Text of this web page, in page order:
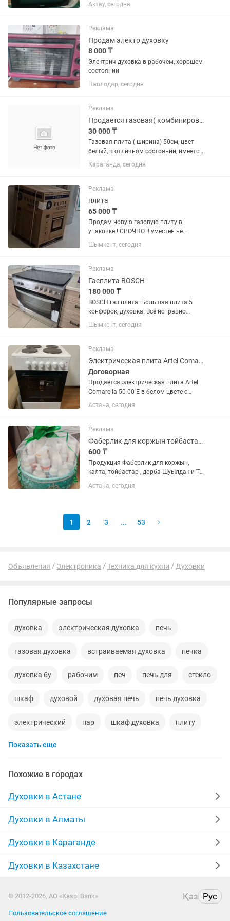
техника. Бағасы келісімді.
12-ай расрочкада қарастырылған!!!
Актау, сегодня
Реклама
Продам электр духовку
8 000 ₸
Электрич духовка в рабочем, хорошем
состоянии
Павлодар, сегодня
Реклама
Продается газовая( комбинированная) плита
30 000 ₸
Газовая плита ( ширина) 50см, цвет
белый, в отличном состоянии, имеется
рабочая духовка.
Караганда, сегодня
Реклама
плита
65 000 ₸
Продам новую газовую плиту в
упаковке ‼️СРОЧНО ‼️ уместен не
большой торг.
Шымкент, сегодня
Реклама
Гасплита BOSCH
180 000 ₸
BOSCH газ плита. Большая плита 5
конфорок, духовка. Всё исправно
работает.
Шымкент, сегодня
Реклама
Электрическая плита Artel Comarella 50 00-E с духовкой
Договорная
Продается электрическая плита Artel
Comarella 50 00-E в белом цвете с
тонированным дверным стеклом. 50см
в ширину, 4 чугунные конфорки,
быстро нагревается. Все ручки...
Астана, сегодня
Реклама
Фаберлик для коржын тойбастар Шуылдак Калта
600 ₸
Продукция Фаберлик для коржын,
калта, тойбастар , дорба Шуылдак и ТД.
товара есть, приходите и выбирайте
Астана, сегодня
1 2 3 ... 53
Объявления Электроника Техника для кухни Духовки
Популярные запросы
духовка электрическая духовка печь
газовая духовка встраиваемая духовка печка
духовка бу рабочим печ печь для стекло
шкаф духовой духовая печь печь духовка
электрический пар шкаф духовка плиту
нужная
плита с духовкой
духовая плита марка
духов встраиваемый духовой шкаф
печь для пиццы bosh
Показать еще
Похожие в городах
Духовки в Астане
Духовки в Алматы
Духовки в Караганде
Духовки в Казахстане
© 2012-2026, АО «Kaspi Bank» Қаз Рус
Пользовательское соглашение